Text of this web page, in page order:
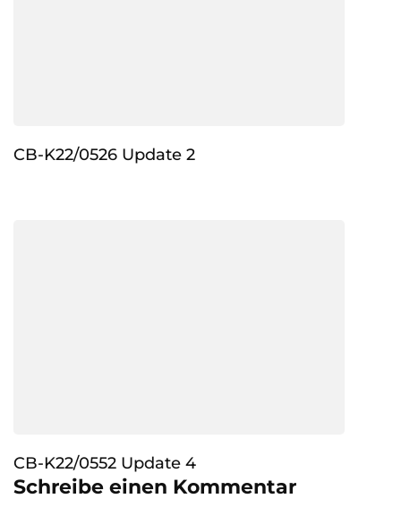
CB-K22/0526 Update 2
CB-K22/0552 Update 4
Schreibe einen Kommentar